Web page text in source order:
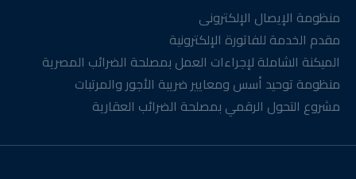
منظومة الإيصال الإلكترونى
مقدم الخدمة للفاتورة الإلكترونية
الميكنة الشاملة لإجراءات العمل بمصلحة الضرائب المصرية
منظومة توحيد أسس ومعايير ضريبة الأجور والمرتبات
مشروع التحول الرقمي بمصلحة الضرائب العقارية